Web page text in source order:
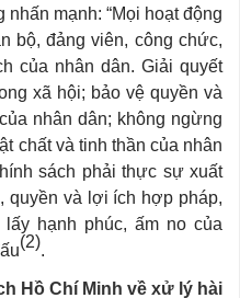
mạnh: “Mọi hoạt động
bộ, đảng viên, công chức,
của nhân dân. Giải quyết
xã hội; bảo vệ quyền và
nhân dân; không ngừng
chất và tinh thần của nhân
sách phải thực sự xuất
quyền và lợi ích hợp pháp,
hạnh phúc, ấm no của
(2).
Hồ Chí Minh về xử lý hài